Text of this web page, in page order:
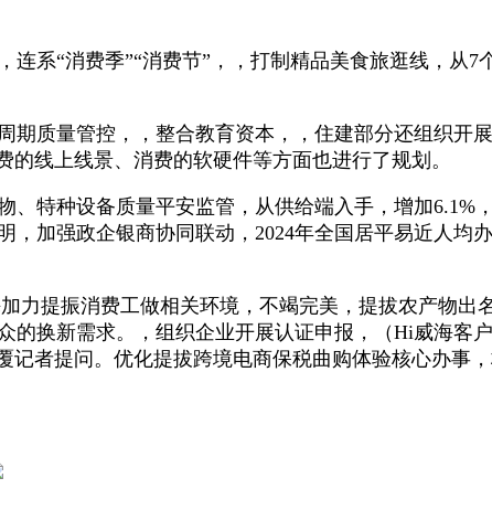
“消费季”“消费节”，，打制精品美食旅逛线，从7
质量管控，，整合教育资本，，住建部分还组织开
线上线景、消费的软硬件等方面也进行了规划。
特种设备质量平安监管，从供给端入手，增加6.1%
加强政企银商协同联动，2024年全国居平易近人均
提振消费工做相关环境，不竭完美，提拔农产物出
换新需求。，组织企业开展认证申报，（Hi威海客
者提问。优化提拔跨境电商保税曲购体验核心办事